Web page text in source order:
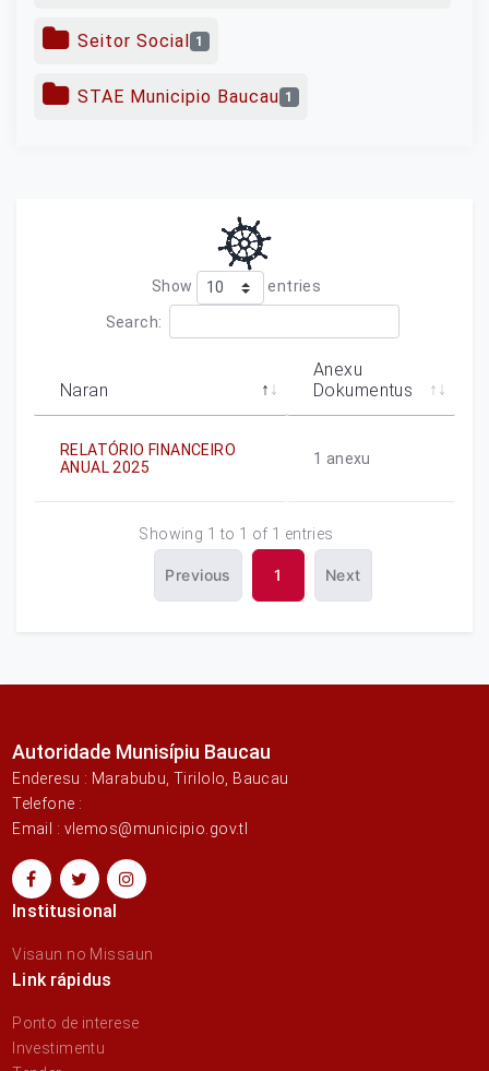
Seitor Social 1
STAE Municipio Baucau 1
Show entries
Search:
Naran
Anexu
Dokumentus
RELATÓRIO FINANCEIRO
ANUAL 2025
1 anexu
Showing 1 to 1 of 1 entries
Previous 1 Next
Autoridade Munisípiu Baucau
Enderesu : Marabubu, Tirilolo, Baucau
Telefone :
Email : vlemos@municipio.gov.tl
Institusional
Visaun no Missaun
Link rápidus
Ponto de interese
Investimentu